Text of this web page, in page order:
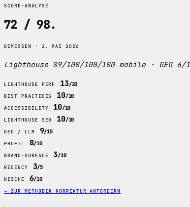
SCORE-ANALYSE
72 / 98.
GEMESSEN · 2. MAI 2026
Lighthouse 89/100/100/100 mobile · GEO
LIGHTHOUSE PERF 13/20
BEST PRACTICES 10/10
ACCESSIBILITY 10/10
LIGHTHOUSE SEO 10/10
GEO / LLM 9/15
PROFIL 8/10
BRAND-SURFACE 3/10
RECENCY 3/5
NISCHE 6/10
→ ZUR METHODIK KORREKTUR ANFORDERN